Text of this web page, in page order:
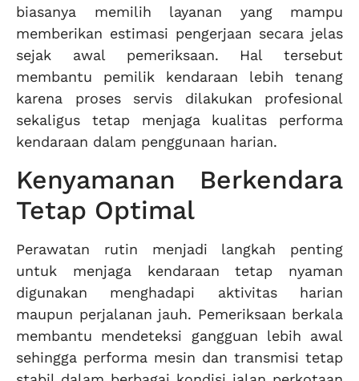
biasanya memilih layanan yang mampu
memberikan estimasi pengerjaan secara jelas
sejak awal pemeriksaan. Hal tersebut
membantu pemilik kendaraan lebih tenang
karena proses servis dilakukan profesional
sekaligus tetap menjaga kualitas performa
kendaraan dalam penggunaan harian.
Kenyamanan Berkendara
Tetap Optimal
Perawatan rutin menjadi langkah penting
untuk menjaga kendaraan tetap nyaman
digunakan menghadapi aktivitas harian
maupun perjalanan jauh. Pemeriksaan berkala
membantu mendeteksi gangguan lebih awal
sehingga performa mesin dan transmisi tetap